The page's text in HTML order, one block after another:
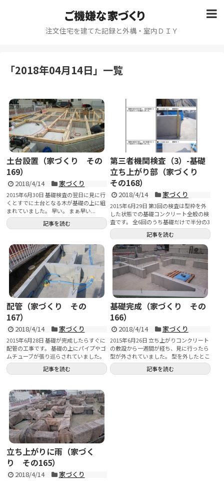
ご機嫌な家づくり
注文住宅を建てた記録と外構・室内ＤＩＹ
「2018年04月14日」 一覧
土台設置（家づくり その
169）
2018/4/14 家づくり
2015年6月30日 基礎検査の翌日に見に行
くとすでに土台となる木が基礎の上に組
まれていました。 早い。 まぁ早い...
記事を読む
第三者機関検査（3）-基礎
立ち上がり部（家づくり
その168）
2018/4/14 家づくり
2015年6月29日 第3回の検査は型枠を外
した状態での基礎コンクリート全般の検
査です。 全6回のうち基礎だけで半分の3
回を使っ...
記事を読む
配管（家づくり その
167）
2018/4/14 家づくり
2015年6月28日 基礎が完成したらすぐに
配管の工事です。 基礎の上にパイプやゴ
ムチューブが張り巡らされていました。
...
記事を読む
基礎完成（家づくり その
166）
2018/4/14 家づくり
2015年6月26日 立ち上がりコンクリート
の敷設から一週間が経ち、見に行ったら
型が外されていました。 型を外したとこ
ろ...
記事を読む
立ち上がりに雨（家づく
り その165）
2018/4/14 家づくり